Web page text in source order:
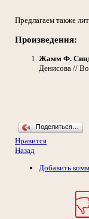
Предлагаем также
Произведения:
Жамм Ф.
Денисова //
Поделиться…
Нравится
Назад
Добавить